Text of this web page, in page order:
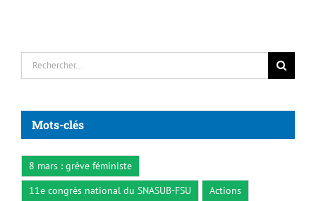
Rechercher:
Mots-clés
8 mars : grève féministe
11e congrès national du SNASUB-FSU
Actions